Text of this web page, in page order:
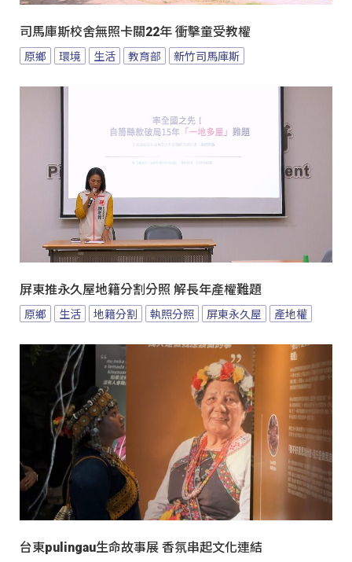
司馬庫斯校舍無照卡關22年 衝擊童受教權
原鄉 環境 生活 教育部 新竹司馬庫斯
屏東推永久屋地籍分割分照 解長年產權難題
原鄉 生活 地籍分割 執照分照 屏東永久屋 產地權
台東pulingau生命故事展 香氛串起文化連結